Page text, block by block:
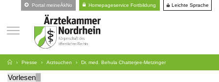
Portal meineÄkNo Homepageservice Fortbildung Leichte Sprache
Presse Arztsuchen Dr. med. Behula Chatterjee-Metzinger
Vorlesen